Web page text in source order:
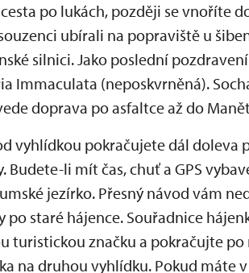
po lukách, později se vnoříte
ubírali na popraviště u
silnici. Jako poslední
Immaculata (neposkvrněná).
doprava po asfaltce až do
vyhlídkou pokračujete dál doleva
li mít čas, chuť a GPS
jezírko. Přesný návod vám
staré hájence. Souřadnice
turistickou značku a pokračujte
na druhou vyhlídku. Pokud máte